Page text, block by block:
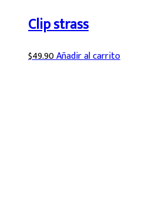
Clip strass
$49.90Añadir al carrito